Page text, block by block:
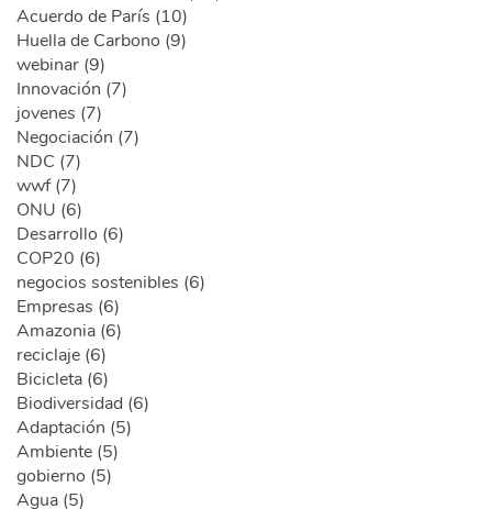
Acuerdo de París (10)
Huella de Carbono (9)
webinar (9)
Innovación (7)
jovenes (7)
Negociación (7)
NDC (7)
wwf (7)
ONU (6)
Desarrollo (6)
COP20 (6)
negocios sostenibles (6)
Empresas (6)
Amazonia (6)
reciclaje (6)
Bicicleta (6)
Biodiversidad (6)
Adaptación (5)
Ambiente (5)
gobierno (5)
Agua (5)